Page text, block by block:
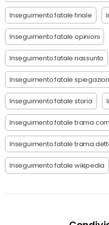
Inseguimento fatale finale
Inseguimento fatale opinioni
Inseguimento fatale riassunto
Inseguimento fatale
Inseguimento fatale storia
Inseguimento fatale trama
Inseguimento fatale trama
Inseguimento fatale wikipedia